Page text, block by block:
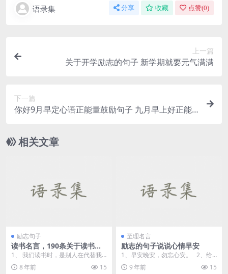
语录集 分享 收藏 点赞(0)
上一篇
关于开学励志的句子 新学期就要元气满满
下一篇
你好9月早定心语正能量鼓励句子 九月早上好正能
相关文章
励志句子
读书名言，190条关于读书的
名言
1、 我们读书时，是别人在代替我
们思想，我们只不过重复他的思想
活动的过程而已，犹...
8 年前 15
至理名言
励志的句子说说心情早安
1、早安晚安，勿忘心安。 2、给
我一句晚安，让我知道明天有你的
存在...9 年前 15